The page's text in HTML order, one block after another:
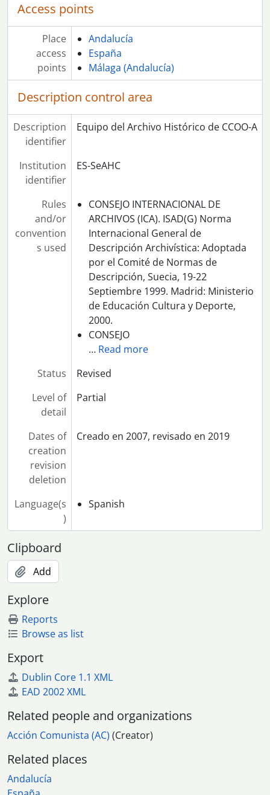
Access points
Place
access
points
Andalucía
España
Málaga (Andalucía)
Description control area
Description
identifier
Equipo del Archivo Histórico de CCOO-A
Institution
identifier
ES-SeAHC
Rules
and/or
convention
s used
CONSEJO INTERNACIONAL DE
ARCHIVOS (ICA). ISAD(G) Norma
Internacional General de
Descripción Archivística: Adoptada
por el Comité de Normas de
Descripción, Suecia, 19-22
Septiembre 1999. Madrid: Ministerio
de Educación Cultura y Deporte,
2000.
CONSEJO
… Read more
Status
Revised
Level of
detail
Partial
Dates of
creation
revision
deletion
Creado en 2007, revisado en 2019
Language(s
)
Spanish
Clipboard
Add
Explore
Reports
Browse as list
Export
Dublin Core 1.1 XML
EAD 2002 XML
Related people and organizations
Acción Comunista (AC) (Creator)
Related places
Andalucía